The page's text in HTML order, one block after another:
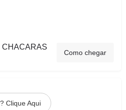
CHACARAS
Como chegar
Clique Aqui